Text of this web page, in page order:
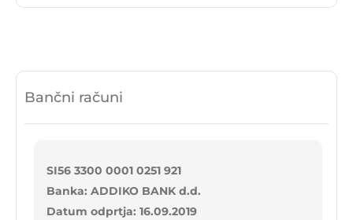
Bančni računi
SI56 3300 0001 0251 921
Banka: ADDIKO BANK d.d.
Datum odprtja: 16.09.2019